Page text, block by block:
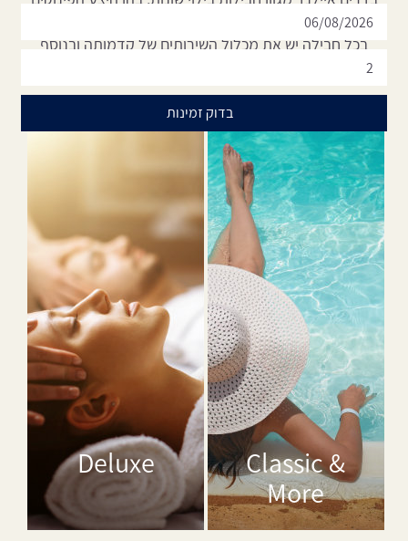
בכל חבילה יש את מכלול השירותים של קדמותה ובנוסף
Classic &
More
Deluxe